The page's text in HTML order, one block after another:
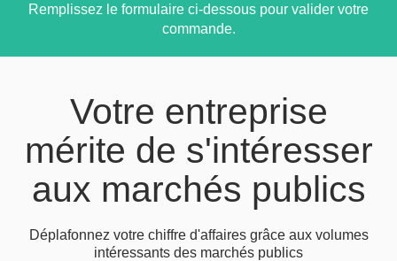
Remplissez le formulaire ci-dessous pour valider votre
commande.
Votre entreprise
mérite de s'intéresser
aux marchés publics
Déplafonnez votre chiffre d'affaires grâce aux volumes
intéressants des marchés publics